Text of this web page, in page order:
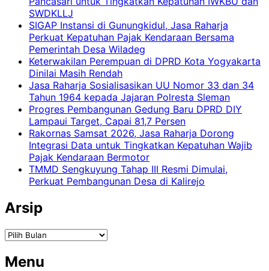
SWDKLLJ
SIGAP Instansi di Gunungkidul, Jasa Raharja
Perkuat Kepatuhan Pajak Kendaraan Bersama
Pemerintah Desa Wiladeg
Keterwakilan Perempuan di DPRD Kota Yogyakarta
Dinilai Masih Rendah
Jasa Raharja Sosialisasikan UU Nomor 33 dan 34
Tahun 1964 kepada Jajaran Polresta Sleman
Progres Pembangunan Gedung Baru DPRD DIY
Lampaui Target, Capai 81,7 Persen
Rakornas Samsat 2026, Jasa Raharja Dorong
Integrasi Data untuk Tingkatkan Kepatuhan Wajib
Pajak Kendaraan Bermotor
TMMD Sengkuyung Tahap III Resmi Dimulai,
Perkuat Pembangunan Desa di Kalirejo
Arsip
Arsip
Menu